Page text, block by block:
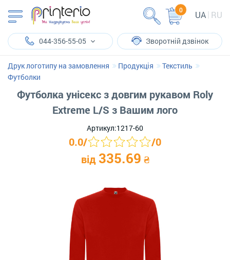
UA RU
0
044-356-55-05 Зворотній дзвінок
Друк логотипу на замовлення Продукція
Текстиль
Футболки
Футболка унісекс з довгим рукавом Roly
Extreme L/S з Вашим лого
Артикул:1217-60
0.0/ /0
від 335.69 ₴